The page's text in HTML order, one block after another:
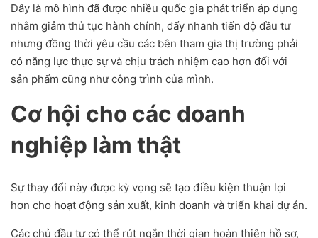
Đây là mô hình đã được nhiều quốc gia phát triển áp dụng
nhằm giảm thủ tục hành chính, đẩy nhanh tiến độ đầu tư
nhưng đồng thời yêu cầu các bên tham gia thị trường phải
có năng lực thực sự và chịu trách nhiệm cao hơn đối với
sản phẩm cũng như công trình của mình.
Cơ hội cho các doanh
nghiệp làm thật
Sự thay đổi này được kỳ vọng sẽ tạo điều kiện thuận lợi
hơn cho hoạt động sản xuất, kinh doanh và triển khai dự án.
Các chủ đầu tư có thể rút ngắn thời gian hoàn thiện hồ sơ,